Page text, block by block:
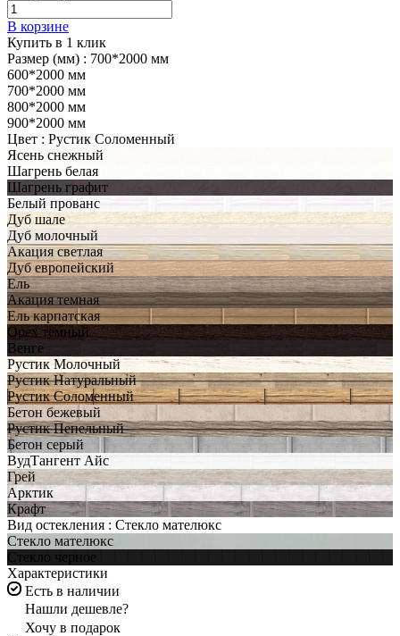
В корзине
Купить в 1 клик
Размер (мм) : 700*2000 мм
600*2000 мм
700*2000 мм
800*2000 мм
900*2000 мм
Цвет : Рустик Соломенный
Ясень снежный
Шагрень белая
Шагрень графит
Белый прованс
Дуб шале
Дуб молочный
Акация светлая
Дуб европейский
Ель
Акация темная
Ель карпатская
Орех темный
Венге
Рустик Молочный
Рустик Натуральный
Рустик Соломенный
Бетон бежевый
Рустик Пепельный
Бетон серый
ВудТангент Айс
Грей
Арктик
Крафт
Вид остекления : Стекло мателюкс
Стекло мателюкс
Стекло черное
Характеристики
Есть в наличии
Нашли дешевле?
Хочу в подарок